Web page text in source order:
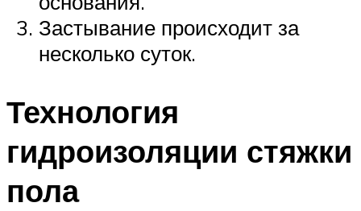
Застывание происходит за
несколько суток.
Технология
гидроизоляции стяжки
пола